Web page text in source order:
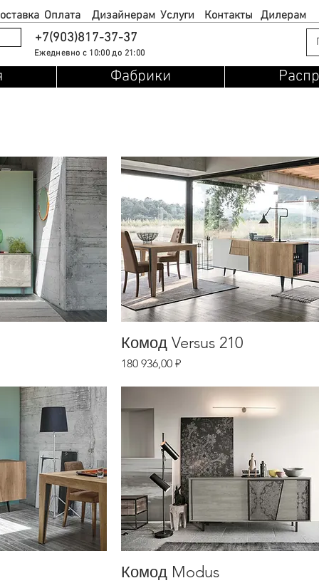
Оплата Дилерам
Дизайнерам Услуги Контакты
+7(903)817-37-37
Ежедневно с 10:00 до 21:00
Фабрики
Комод Versus 210
Цена
180 936,00 ₽
Комод Modus